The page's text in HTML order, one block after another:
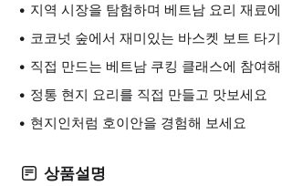
지역 시장을 탐험하며 베트남 요리 재료
코코넛 숲에서 재미있는 바스켓 보트 타
직접 만드는 베트남 쿠킹 클래스에 참여
정통 현지 요리를 직접 만들고 맛보세요
현지인처럼 호이안을 경험해 보세요
상품설명